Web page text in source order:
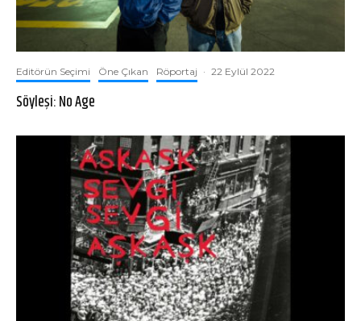
Editörün Seçimi Öne Çıkan Röportaj · 22 Eylül 2022
Söyleşi: No Age